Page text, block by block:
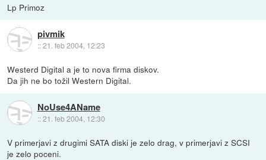
Lp Primoz
pivmik
::21. feb 2004, 12:23
Westerd Digital a je to nova firma diskov.
Da jih ne bo tožil Western Digital.
NoUse4AName
::21. feb 2004, 12:30
V primerjavi z drugimi SATA diski je zelo drag, v primerjavi z SCSI
je zelo poceni.